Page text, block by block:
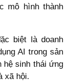
mô hình thành
biệt là doanh
AI trong sản
hệ sinh thái ứng
xã hội.